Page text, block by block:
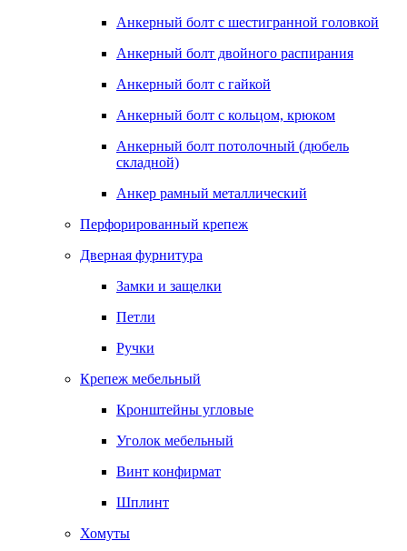
Анкерный болт с шестигранной головкой
Анкерный болт двойного распирания
Анкерный болт с гайкой
Анкерный болт с кольцом, крюком
Анкерный болт потолочный (дюбель
складной)
Анкер рамный металлический
Перфорированный крепеж
Дверная фурнитура
Замки и защелки
Петли
Ручки
Крепеж мебельный
Кронштейны угловые
Уголок мебельный
Винт конфирмат
Шплинт
Хомуты